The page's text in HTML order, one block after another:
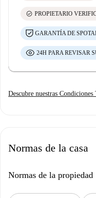
check_circle PROPIETARIO
GARANTÍA DE
24H PARA REVISAR
Descubre nuestras
Normas de la casa
Normas de la propiedad